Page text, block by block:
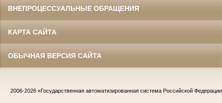
ВНЕПРОЦЕССУАЛЬНЫЕ ОБРАЩЕНИЯ
КАРТА САЙТА
ОБЫЧНАЯ ВЕРСИЯ САЙТА
2006-2026 «Государственная автоматизированная система Российской